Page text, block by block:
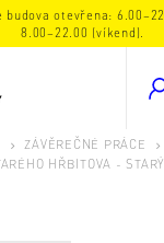
otevřena:
8.00–22.00 (víkend).
ZÁVĚREČNÉ PRÁCE
HŘBITOVA -